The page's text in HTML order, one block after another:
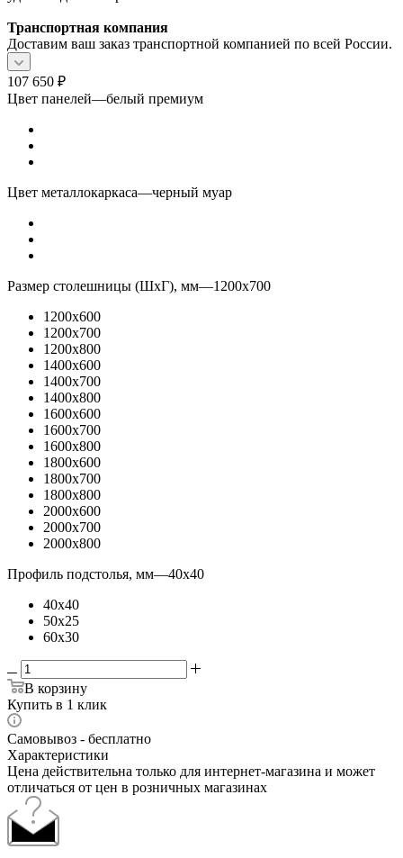
Транспортная компания
Доставим ваш заказ транспортной компанией по всей России.
107 650 ₽
Цвет панелей—белый премиум
Цвет металлокаркаса—черный муар
Размер столешницы (ШхГ), мм—1200x700
1200x600
1200x700
1200x800
1400x600
1400x700
1400x800
1600x600
1600x700
1600x800
1800x600
1800x700
1800x800
2000x600
2000x700
2000x800
Профиль подстолья, мм—40x40
40x40
50x25
60x30
В корзину
Купить в 1 клик
Самовывоз - бесплатно
Характеристики
Цена действительна только для интернет-магазина и может
отличаться от цен в розничных магазинах